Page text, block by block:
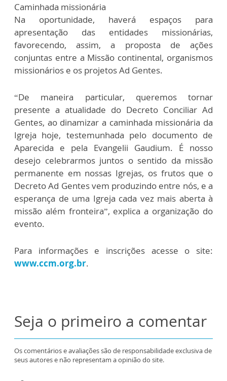
Caminhada missionária
Na oportunidade, haverá espaços para
apresentação das entidades missionárias,
favorecendo, assim, a proposta de ações
conjuntas entre a Missão continental, organismos
missionários e os projetos Ad Gentes.
“De maneira particular, queremos tornar
presente a atualidade do Decreto Conciliar Ad
Gentes, ao dinamizar a caminhada missionária da
Igreja hoje, testemunhada pelo documento de
Aparecida e pela Evangelii Gaudium. É nosso
desejo celebrarmos juntos o sentido da missão
permanente em nossas Igrejas, os frutos que o
Decreto Ad Gentes vem produzindo entre nós, e a
esperança de uma Igreja cada vez mais aberta à
missão além fronteira”, explica a organização do
evento.
Para informações e inscrições acesse o site:
www.ccm.org.br.
Seja o primeiro a comentar
Os comentários e avaliações são de responsabilidade exclusiva de
seus autores e não representam a opinião do site.